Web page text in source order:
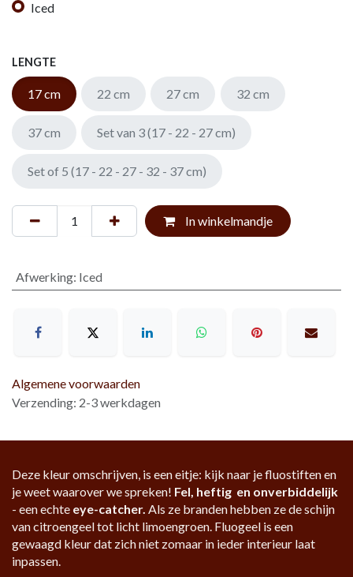
Iced
LENGTE
17 cm 22 cm 27 cm 32 cm
37 cm Set van 3 (17 - 22 - 27 cm)
Set of 5 (17 - 22 - 27 - 32 - 37 cm)
In winkelmandje
Afwerking: Iced
Algemene voorwaarden
Verzending: 2-3 werkdagen
Deze kleur omschrijven, is een eitje: kijk naar je fluostiften en
je weet waarover we spreken! Fel, heftig en onverbiddelijk
- een echte eye-catcher. Als ze branden hebben ze de schijn
van citroengeel tot licht limoengroen. Fluogeel is een
gewaagd kleur dat zich niet zomaar in ieder interieur laat
inpassen.